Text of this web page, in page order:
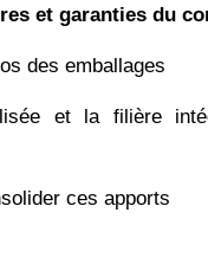
et garanties du
des emballages
et la filière
ces apports